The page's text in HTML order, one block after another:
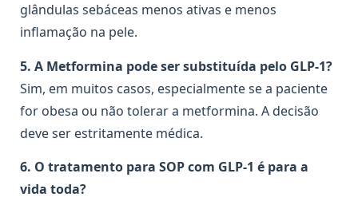
glândulas sebáceas menos ativas e menos
inflamação na pele.
5. A Metformina pode ser substituída pelo GLP-1?
Sim, em muitos casos, especialmente se a paciente
for obesa ou não tolerar a metformina. A decisão
deve ser estritamente médica.
6. O tratamento para SOP com GLP-1 é para a
vida toda?